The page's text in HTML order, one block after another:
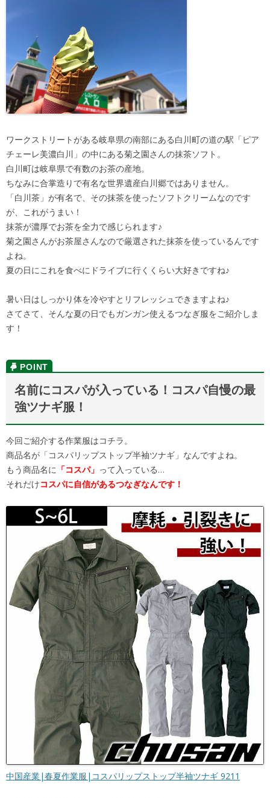
ワークストリートがある岐阜県の南部にある白川町の道の駅「ピア
チェーレ美濃白川」の中にある菊之園さんの抹茶ソフト。
白川町は岐阜県で有数のお茶の産地。
ちなみに合掌造りで有名な世界遺産白川郷ではありません。
「白川茶」が有名で、その抹茶を使ったソフトクリームなのです
が、これがうまい！
抹茶が濃厚でお茶を全力で感じられます♪
菊之園さんがお茶屋さんなので厳選された抹茶を使っているんです
よね。
夏の日にこれを食べにドライブに行くくらい大好きですね♪
暑い日はしっかり体を冷やすとリフレッシュできますよね♪
さてさて、そんな夏の日でもガンガン使えるつなぎ服をご紹介しま
す！
名前にコスパが入っている！コスパ自慢の最
強ツナギ服！
今回ご紹介する作業服はコチラ。
商品名が「コスパリップストップ半袖ツナギ」なんですよね。
もう商品名に 「コスパ」 って入っている…
それだけコスパに自信があるつなぎなんです！
中国産業|春夏作業服|コスパリップストップ半袖ツナギ 9211